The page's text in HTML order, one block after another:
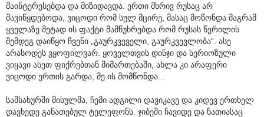
მაინტერესებდა და მიზიდავდა. ერთი მხრივ რუსაც არ
მავიწყდებოდა, ვიცოდი რომ სულ მცირე, მასაც მოწონდა მაგრამ
ყველაზე მეტად ის ფაქტი მამწუხრებდა რომ რუსას წერილის
შემდეგ დაიწყო ჩვენი „გაურკვეველი, გაურკვევლობა“. ასე
არასოდეს ვყოფილვარ. ყოველთვის დინჯი და სერიოზული
ვიყავი ასეთ ფიქრებთან მიმართებაში, ახლა კი არაფერი
ვიცოდი ერთის გარდა, მე ის მომწონდა...
სამსახურში მისულმა, ჩემი ადგილი დავიკავე და კიდევ ერთხელ
დავხედე განათებულ ტელეფონს. ჯიბეში ჩავიდე და ნათიასაც